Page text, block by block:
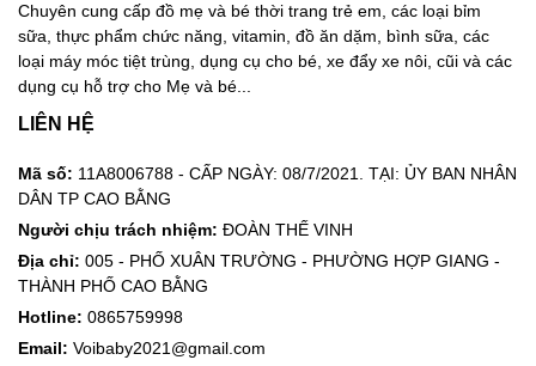
Chuyên cung cấp đồ mẹ và bé thời trang trẻ em, các loại bỉm
sữa, thực phẩm chức năng, vitamin, đồ ăn dặm, bình sữa, các
loại máy móc tiệt trùng, dụng cụ cho bé, xe đẩy xe nôi, cũi và các
dụng cụ hỗ trợ cho Mẹ và bé...
LIÊN HỆ
Mã số: 11A8006788 - CẤP NGÀY: 08/7/2021. TẠI: ỦY BAN NHÂN
DÂN TP CAO BẰNG
Người chịu trách nhiệm: ĐOÀN THẾ VINH
Địa chỉ: 005 - PHỐ XUÂN TRƯỜNG - PHƯỜNG HỢP GIANG -
THÀNH PHỐ CAO BẰNG
Hotline: 0865759998
Email: Voibaby2021@gmail.com